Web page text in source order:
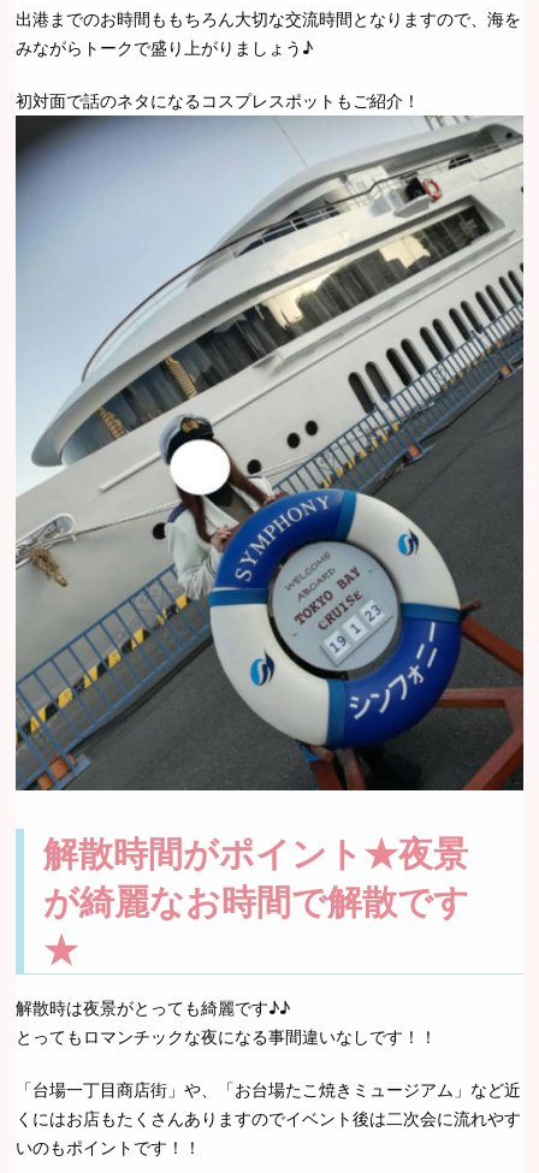
出港までのお時間ももちろん大切な交流時間となりますので、海を
みながらトークで盛り上がりましょう♪
初対面で話のネタになるコスプレスポットもご紹介！
解散時間がポイント★夜景
が綺麗なお時間で解散です
★
解散時は夜景がとっても綺麗です♪♪
とってもロマンチックな夜になる事間違いなしです！！
「台場一丁目商店街」や、「お台場たこ焼きミュージアム」など近
くにはお店もたくさんありますのでイベント後は二次会に流れやす
いのもポイントです！！